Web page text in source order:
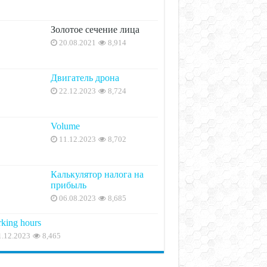
Золотое сечение лица
20.08.2021 8,914
Двигатель дрона
22.12.2023 8,724
Volume
11.12.2023 8,702
Калькулятор налога на
прибыль
06.08.2023 8,685
hours
8,465